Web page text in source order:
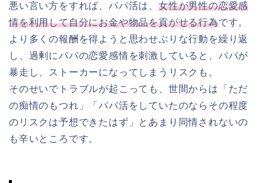
悪い言い方をすれば、パパ活は、 女性が男性の恋愛感
情を利用して自分にお金や物品を貢がせる行為です。
より多くの報酬を得ようと思わせぶりな行動を繰り返
し、過剰にパパの恋愛感情を刺激していると、パパが
暴走し、ストーカーになってしまうリスクも。
そのせいでトラブルが起こっても、世間からは「ただ
の痴情のもつれ」「パパ活をしていたのならその程度
のリスクは予想できたはず」とあまり同情されないの
も辛いところです。